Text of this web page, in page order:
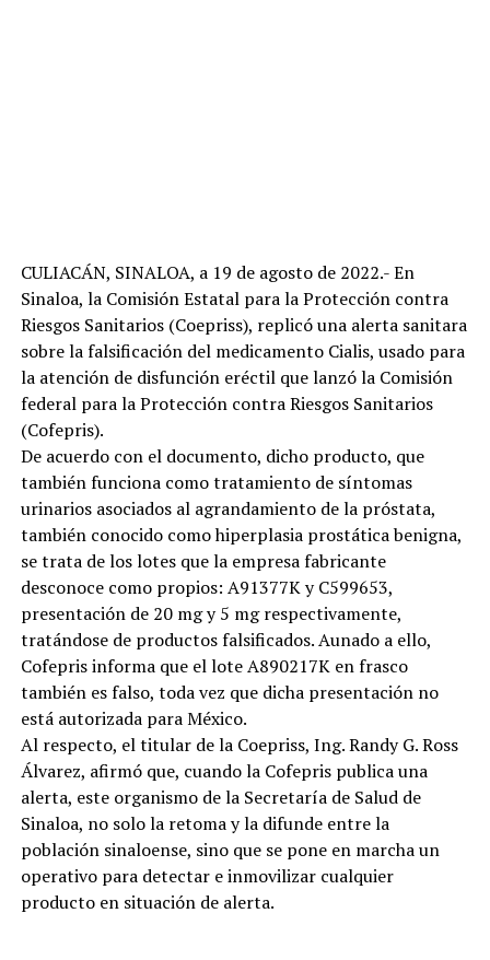
CULIACÁN, SINALOA, a 19 de agosto de 2022.- En
Sinaloa, la Comisión Estatal para la Protección contra
Riesgos Sanitarios (Coepriss), replicó una alerta sanitara
sobre la falsificación del medicamento Cialis, usado para
la atención de disfunción eréctil que lanzó la Comisión
federal para la Protección contra Riesgos Sanitarios
(Cofepris).
De acuerdo con el documento, dicho producto, que
también funciona como tratamiento de síntomas
urinarios asociados al agrandamiento de la próstata,
también conocido como hiperplasia prostática benigna,
se trata de los lotes que la empresa fabricante
desconoce como propios: A91377K y C599653,
presentación de 20 mg y 5 mg respectivamente,
tratándose de productos falsificados. Aunado a ello,
Cofepris informa que el lote A890217K en frasco
también es falso, toda vez que dicha presentación no
está autorizada para México.
Al respecto, el titular de la Coepriss, Ing. Randy G. Ross
Álvarez, afirmó que, cuando la Cofepris publica una
alerta, este organismo de la Secretaría de Salud de
Sinaloa, no solo la retoma y la difunde entre la
población sinaloense, sino que se pone en marcha un
operativo para detectar e inmovilizar cualquier
producto en situación de alerta.